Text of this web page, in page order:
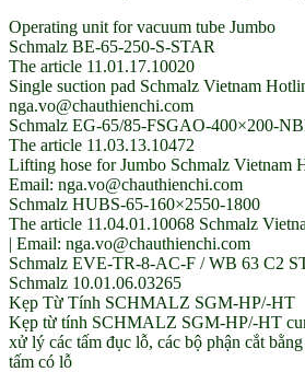
Operating unit for vacuum tube Jumbo
Schmalz BE-65-250-S-STAR
The article 11.01.17.10020
Single suction pad Schmalz Vietnam
nga.vo@chauthienchi.com
Schmalz EG-65/85-FSGAO-400×200-
The article 11.03.13.10472
Lifting hose for Jumbo Schmalz Vietnam
Email: nga.vo@chauthienchi.com
Schmalz HUBS-65-160×2550-1800
The article 11.04.01.10068 Schmalz
| Email: nga.vo@chauthienchi.com
Schmalz EVE-TR-8-AC-F / WB 63 C2
Schmalz 10.01.06.03265
Kẹp Từ Tính SCHMALZ SGM-HP/-HT
Kẹp từ tính SCHMALZ SGM-HP/-HT
xử lý các tấm đục lỗ, các bộ phận cắt
tấm có lỗ